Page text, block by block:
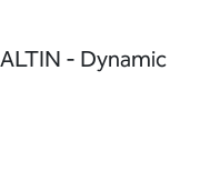
- Dynamic